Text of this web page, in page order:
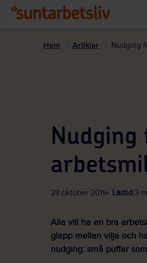
Hem Artiklar Nudging
28 oktober 2019 Lästid:3
Alla vill ha en bra
glapp mellan vilja och
nudging: små puffar